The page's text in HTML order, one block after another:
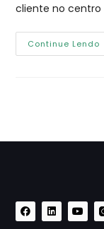
cliente no
Continue Lendo